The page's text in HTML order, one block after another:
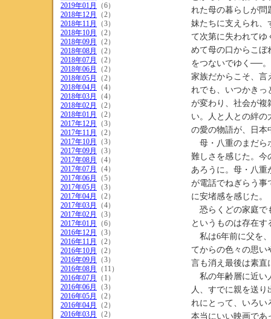
2019年01月
（6）
2018年12月
（2）
2018年11月
（3）
2018年10月
（2）
2018年09月
（2）
2018年08月
（2）
2018年07月
（2）
2018年06月
（2）
2018年05月
（2）
2018年04月
（4）
2018年03月
（4）
2018年02月
（2）
2018年01月
（2）
2017年12月
（3）
2017年11月
（2）
2017年10月
（3）
2017年09月
（3）
2017年08月
（4）
2017年07月
（4）
2017年06月
（5）
2017年05月
（3）
2017年04月
（2）
2017年03月
（4）
2017年02月
（3）
2017年01月
（6）
2016年12月
（3）
2016年11月
（2）
2016年10月
（2）
2016年09月
（3）
2016年08月
（11）
2016年07月
（1）
2016年06月
（3）
2016年05月
（2）
2016年04月
（2）
2016年03月
（2）
れた母の暮らしが問
妹たちに支えられ、
て次第に失われてゆ
めて母の口からこぼ
をつないでゆく──。
家族だからこそ、言
れでも、いつかき
が変わり、社会が複
い。人と人との絆の
の愛の物語が、日
母・八重のまだら
難しさを感じた。今
あろうに。母・八重
が電話でねぎらう事
に安堵感を感じた。
恐らくどの家庭で
というものは存在す
私は6年前に父を
てからの色々の思い
言も消え最後は素直
私の年齢層に近い
人、すでに親を送
れにとって、いろい
本当にいい映画であ